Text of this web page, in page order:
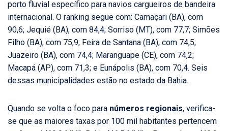
porto fluvial específico para navios cargueiros de bandeira
internacional. O ranking segue com: Camaçari (BA), com
90,6; Jequié (BA), com 84,4; Sorriso (MT), com 77,7; Simões
Filho (BA), com 75,9; Feira de Santana (BA), com 74,5;
Juazeiro (BA), com 74,4; Maranguape (CE), com 74,2;
Macapá (AP), com 71,3; e Eunápolis (BA), com 70,4. Seis
dessas municipalidades estão no estado da Bahia.
Quando se volta o foco para números regionais, verifica-
se que as maiores taxas por 100 mil habitantes pertencem